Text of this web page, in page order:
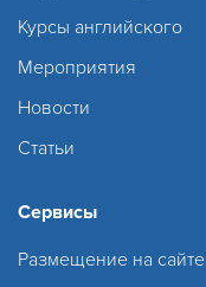
Курсы английского
Мероприятия
Новости
Статьи
Сервисы
Размещение на сайте